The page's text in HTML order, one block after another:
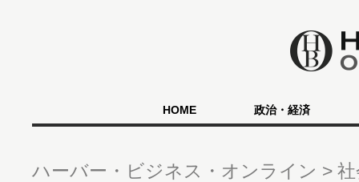
HOME 政治・経済
ハーバー・ビジネス・オンライン